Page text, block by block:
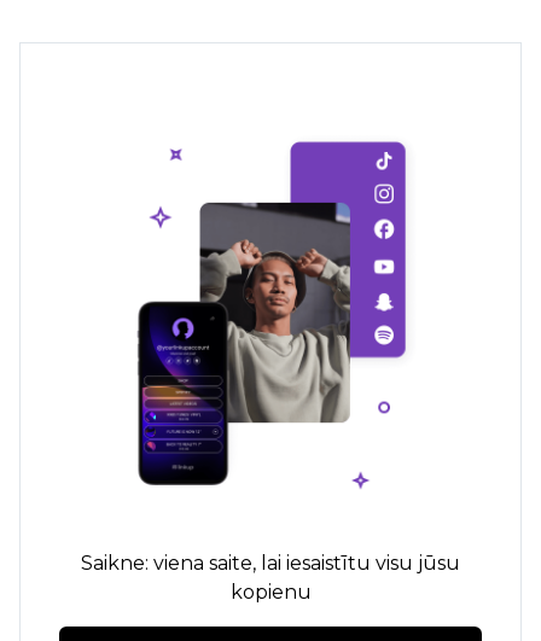
Saikne: viena saite, lai iesaistītu visu jūsu
kopienu